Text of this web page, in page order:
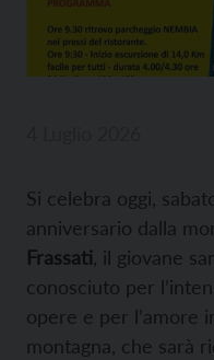
Si celebra oggi,
anniversario dalla
Frassati , il giovane
conosciuto per
opere e per l’amore
montagna, che sarà